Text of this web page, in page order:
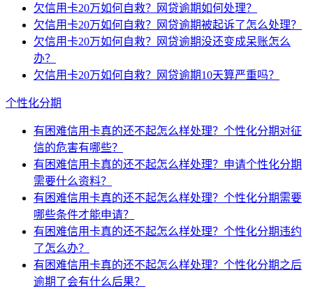
欠信用卡20万如何自救？网贷逾期如何处理？
欠信用卡20万如何自救？网贷逾期被起诉了怎么处理？
欠信用卡20万如何自救？网贷逾期没还变成呆账怎么
办？
欠信用卡20万如何自救？网贷逾期10天算严重吗？
个性化分期
有困难信用卡真的还不起怎么样处理？个性化分期对征
信的危害有哪些？
有困难信用卡真的还不起怎么样处理？申请个性化分期
需要什么资料？
有困难信用卡真的还不起怎么样处理？个性化分期需要
哪些条件才能申请？
有困难信用卡真的还不起怎么样处理？个性化分期违约
了怎么办？
有困难信用卡真的还不起怎么样处理？个性化分期之后
逾期了会有什么后果？